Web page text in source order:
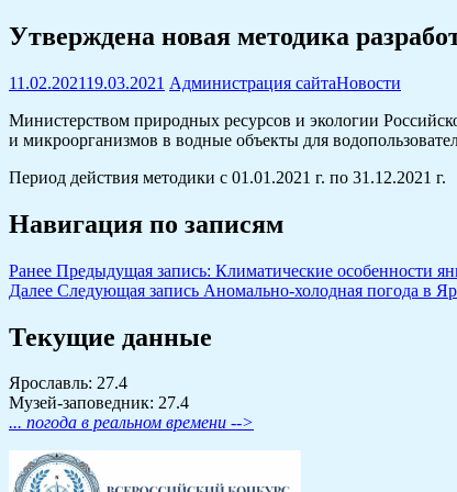
Утверждена новая методика
11.02.202119.03.2021 Администрация сайтаНовости
Министерством природных ресурсов и экологии
и микроорганизмов в водные объекты для
Период действия методики с 01.01.2021 г. по 31.12.2021 г.
Навигация по записям
Ранее Предыдущая запись: Климатические особенности
Далее Следующая запись Аномально-холодная погода в
Текущие данные
Ярославль: 27.4
Музей-заповедник: 27.4
... погода в реальном времени -->